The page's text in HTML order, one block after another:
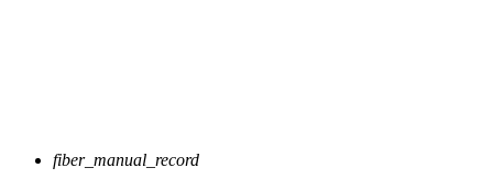
fiber_manual_record